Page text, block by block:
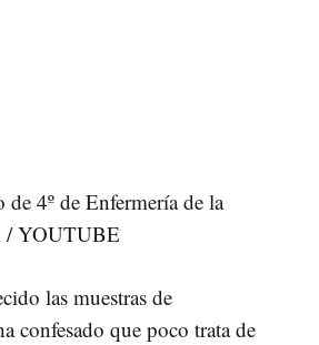
4º de Enfermería de la
/ YOUTUBE
las muestras de
confesado que poco trata de